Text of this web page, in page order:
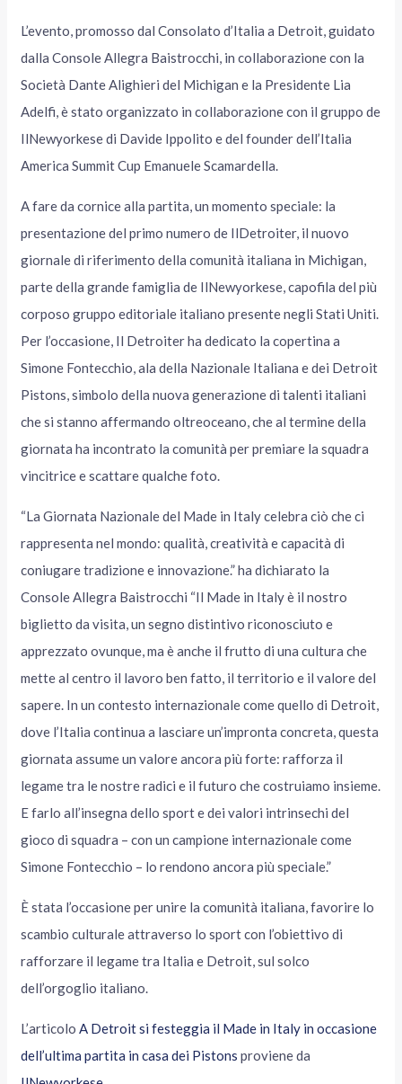
L’evento, promosso dal Consolato d’Italia a Detroit, guidato
dalla Console Allegra Baistrocchi, in collaborazione con la
Società Dante Alighieri del Michigan e la Presidente Lia
Adelfi, è stato organizzato in collaborazione con il gruppo de
IlNewyorkese di Davide Ippolito e del founder dell’Italia
America Summit Cup Emanuele Scamardella.
A fare da cornice alla partita, un momento speciale: la
presentazione del primo numero de IlDetroiter, il nuovo
giornale di riferimento della comunità italiana in Michigan,
parte della grande famiglia de IlNewyorkese, capofila del più
corposo gruppo editoriale italiano presente negli Stati Uniti.
Per l’occasione, Il Detroiter ha dedicato la copertina a
Simone Fontecchio, ala della Nazionale Italiana e dei Detroit
Pistons, simbolo della nuova generazione di talenti italiani
che si stanno affermando oltreoceano, che al termine della
giornata ha incontrato la comunità per premiare la squadra
vincitrice e scattare qualche foto.
“La Giornata Nazionale del Made in Italy celebra ciò che ci
rappresenta nel mondo: qualità, creatività e capacità di
coniugare tradizione e innovazione.” ha dichiarato la
Console Allegra Baistrocchi “Il Made in Italy è il nostro
biglietto da visita, un segno distintivo riconosciuto e
apprezzato ovunque, ma è anche il frutto di una cultura che
mette al centro il lavoro ben fatto, il territorio e il valore del
sapere. In un contesto internazionale come quello di Detroit,
dove l’Italia continua a lasciare un’impronta concreta, questa
giornata assume un valore ancora più forte: rafforza il
legame tra le nostre radici e il futuro che costruiamo insieme.
E farlo all’insegna dello sport e dei valori intrinsechi del
gioco di squadra – con un campione internazionale come
Simone Fontecchio – lo rendono ancora più speciale.”
È stata l’occasione per unire la comunità italiana, favorire lo
scambio culturale attraverso lo sport con l’obiettivo di
rafforzare il legame tra Italia e Detroit, sul solco
dell’orgoglio italiano.
L’articoloA Detroit si festeggia il Made in Italy in occasione
dell’ultima partita in casa dei Pistons proviene da